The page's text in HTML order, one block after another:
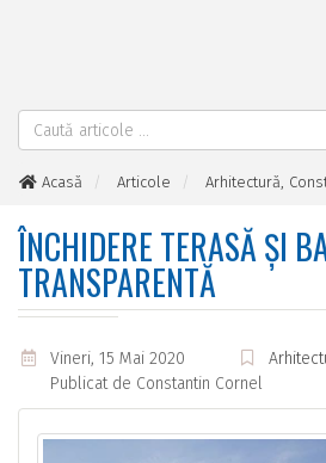
Acasă Articole
Arhitectură,
ÎNCHIDERE TERASĂ ȘI
TRANSPARENTĂ
Vineri, 15 Mai 2020
Publicat de Constantin Cornel